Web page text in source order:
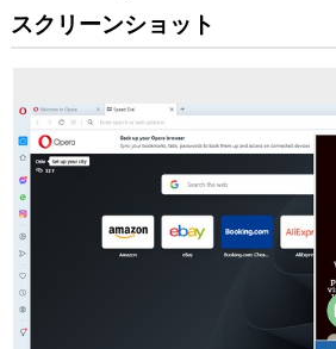
スクリーンショット